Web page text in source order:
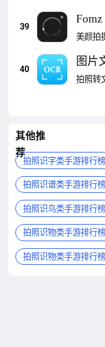
39
Fomz
美颜拍
40
图片
拍照转
其他推
荐
拍照识字类手游排行榜
拍照识谱类手游排行榜
拍照识鸟类手游排行榜
拍照识物类手游排行榜
拍照识物类手游排行榜